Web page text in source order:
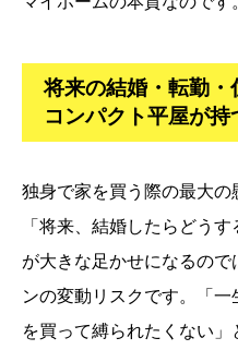
将来の結婚・転勤・
コンパクト平屋が持
独身で家を買う際の最大の
「将来、結婚したらどう
が大きな足かせになるの
ンの変動リスクです。「
を買って縛られたくない